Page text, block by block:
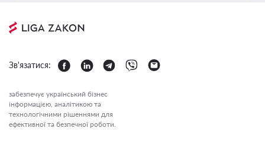
Зв'язатися:
забезпечує український бізнес
інформацією, аналітикою та
технологічними рішеннями для
ефективної та безпечної роботи.